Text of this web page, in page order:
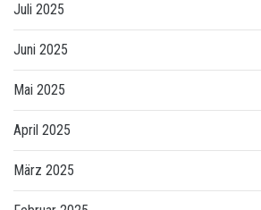
Juli 2025
Juni 2025
Mai 2025
April 2025
März 2025